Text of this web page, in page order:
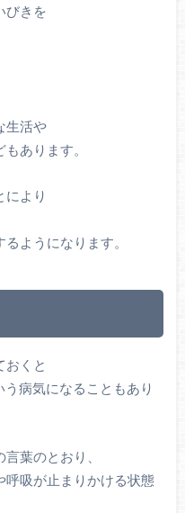
びきを
生活や
あります。
により
ようになります。
おくと
う病気になることもあり
葉のとおり、
呼吸が止まりかける状態